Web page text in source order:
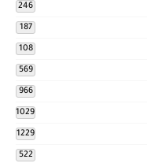
246
187
108
569
966
1029
1229
522